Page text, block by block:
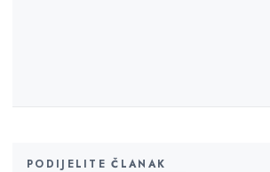
PODIJELITE ČLANAK